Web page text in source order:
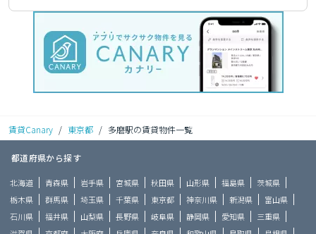
賃貸Canary / 東京都 / 多磨駅の賃貸物件一覧
都道府県から探す
北海道 青森県 岩手県 宮城県 秋田県 山形県 福島県
茨城県
栃木県
群馬県 埼玉県 千葉県 東京都 神奈川県 新潟県
富山県
石川県
福井県 山梨県 長野県 岐阜県 静岡県 愛知県
三重県